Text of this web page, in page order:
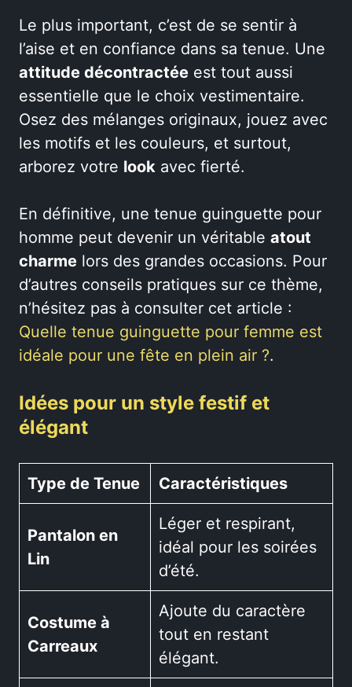
Le plus important, c’est de se sentir à
l’aise et en confiance dans sa tenue. Une
attitude décontractée est tout aussi
essentielle que le choix vestimentaire.
Osez des mélanges originaux, jouez avec
les motifs et les couleurs, et surtout,
arborez votre look avec fierté.
En définitive, une tenue guinguette pour
homme peut devenir un véritable atout
charme lors des grandes occasions. Pour
d’autres conseils pratiques sur ce thème,
n’hésitez pas à consulter cet article :
Quelle tenue guinguette pour femme est
idéale pour une fête en plein air ?.
Idées pour un style festif et
élégant
Type de Tenue Caractéristiques
Pantalon en
Lin
Léger et respirant,
idéal pour les soirées
d’été.
Costume à
Carreaux
Ajoute du caractère
tout en restant
élégant.